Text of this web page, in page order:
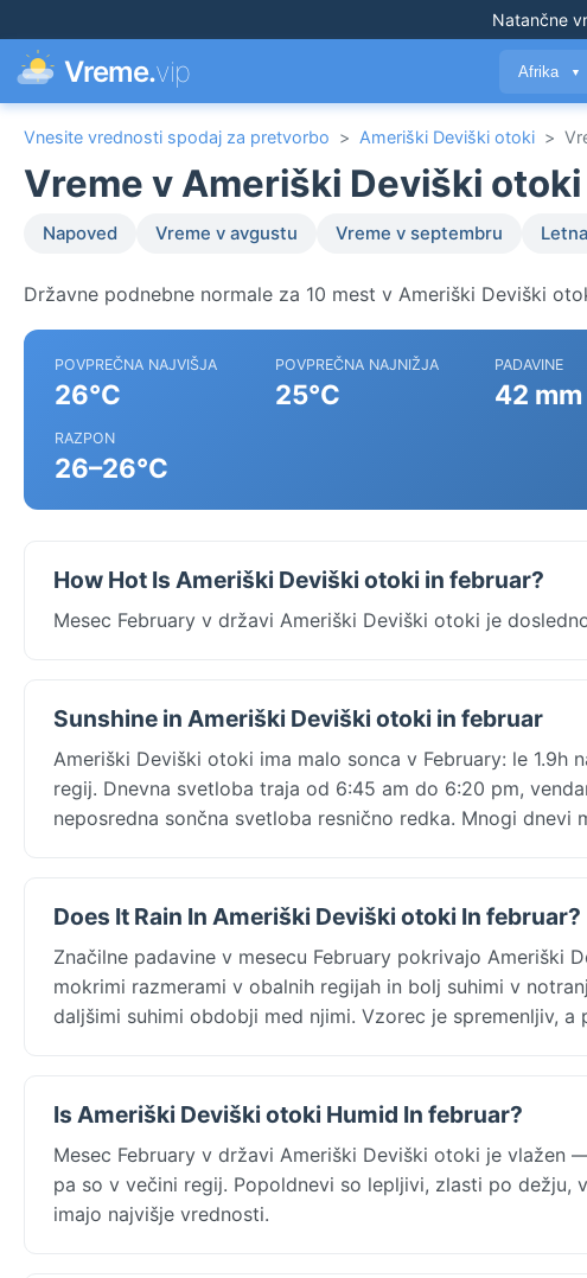
Natančne
Vreme.vip Afrika ▼
Vnesite vrednosti spodaj za pretvorbo > Ameriški Deviški otoki >
Vreme v Ameriški Deviški
Napoved Vreme v avgustu Vreme v septembru
Državne podnebne normale za 10 mest v Ameriški Deviški
POVPREČNA NAJVIŠJA
26°C
POVPREČNA NAJNIŽJA
25°C
PADAVINE
42 mm
RAZPON
26–26°C
How Hot Is Ameriški Deviški otoki in februar?
Mesec February v državi Ameriški Deviški otoki je
Sunshine in Ameriški Deviški otoki in februar
Ameriški Deviški otoki ima malo sonca v February: le
regij. Dnevna svetloba traja od 6:45 am do 6:20 pm,
neposredna sončna svetloba resnično redka. Mnogi dnevi
Does It Rain In Ameriški Deviški otoki In februar?
Značilne padavine v mesecu February pokrivajo Ameriški
mokrimi razmerami v obalnih regijah in bolj suhimi v
daljšimi suhimi obdobji med njimi. Vzorec je spremenljiv, a
Is Ameriški Deviški otoki Humid In februar?
Mesec February v državi Ameriški Deviški otoki je vlažen
pa so v večini regij. Popoldnevi so lepljivi, zlasti po
imajo najvišje vrednosti.